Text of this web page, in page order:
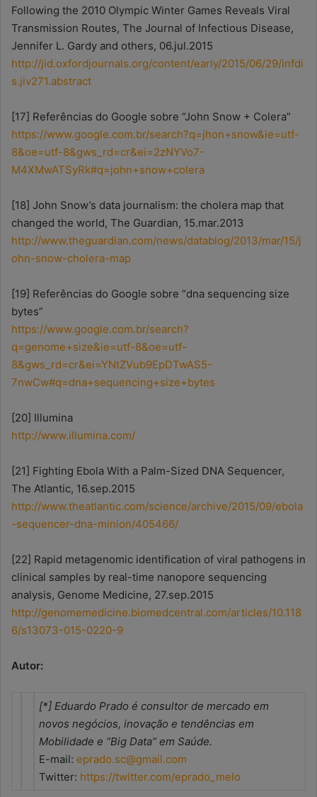
Following the 2010 Olympic Winter Games Reveals Viral
Transmission Routes, The Journal of Infectious Disease,
Jennifer L. Gardy and others, 06.jul.2015
http://jid.oxfordjournals.org/content/early/2015/06/29/infdi
s.jiv271.abstract
[17] Referências do Google sobre “John Snow + Colera”
https://www.google.com.br/search?q=jhon+snow&ie=utf-
8&oe=utf-8&gws_rd=cr&ei=2zNYVo7-
M4XMwATSyRk#q=john+snow+colera
[18] John Snow’s data journalism: the cholera map that
changed the world, The Guardian, 15.mar.2013
http://www.theguardian.com/news/datablog/2013/mar/15/j
ohn-snow-cholera-map
[19] Referências do Google sobre “dna sequencing size
bytes”
https://www.google.com.br/search?
q=genome+size&ie=utf-8&oe=utf-
8&gws_rd=cr&ei=YNtZVub9EpDTwAS5-
7nwCw#q=dna+sequencing+size+bytes
[20] Illumina
http://www.illumina.com/
[21] Fighting Ebola With a Palm-Sized DNA Sequencer,
The Atlantic, 16.sep.2015
http://www.theatlantic.com/science/archive/2015/09/ebola
-sequencer-dna-minion/405466/
[22] Rapid metagenomic identification of viral pathogens in
clinical samples by real-time nanopore sequencing
analysis, Genome Medicine, 27.sep.2015
http://genomemedicine.biomedcentral.com/articles/10.118
6/s13073-015-0220-9
Autor:
[*] Eduardo Prado é consultor de mercado em
novos negócios, inovação e tendências em
Mobilidade e “Big Data” em Saúde.
E-mail: eprado.sc@gmail.com
Twitter: https://twitter.com/eprado_melo